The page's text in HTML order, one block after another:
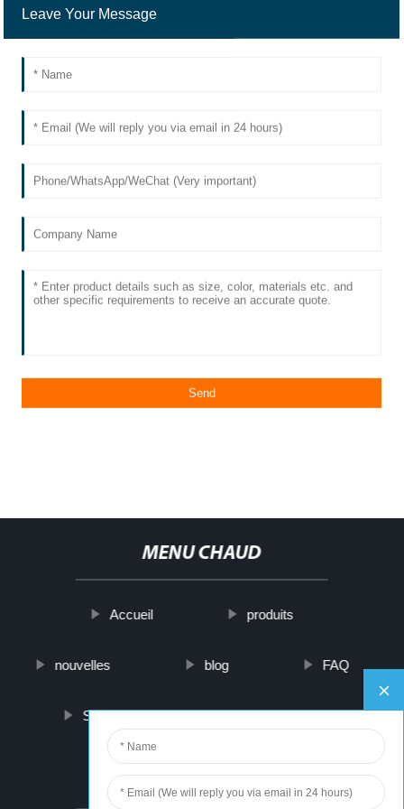
MENU CHAUD
Accueil produits
nouvelles blog FAQ
Sur nous contactez-nous
PARTNER COMPANY